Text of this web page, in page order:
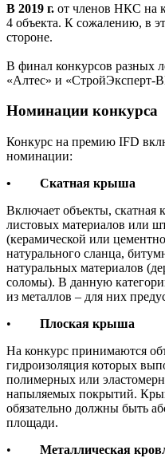
В 2019 г. от членов НКС на
4 объекта. К сожалению, в
стороне.
В финал конкурсов разных
«Алтес» и «СтройЭксперт-
Номинации конкурса
Конкурс на премию IFD
номинации:
• Скатная крыша
Включает объекты,
листовых материалов или
(керамической или
натурального сланца,
натуральных материалов
соломы). В данную
из металлов – для них
• Плоская крыша
На конкурс принимаются
гидроизоляция которых
полимерных или
напыляемых покрытий.
обязательно должны быть
площади.
• Металлическая